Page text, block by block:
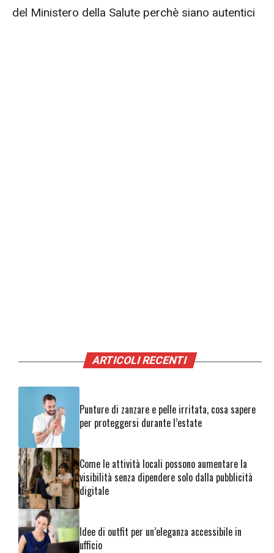
del Ministero della Salute perchè siano autentici
ARTICOLI RECENTI
Punture di zanzare e pelle irritata, cosa sapere
per proteggersi durante l’estate
Come le attività locali possono aumentare la
visibilità senza dipendere solo dalla pubblicità
digitale
Idee di outfit per un’eleganza accessibile in
ufficio